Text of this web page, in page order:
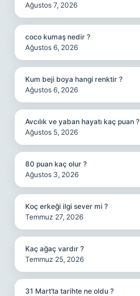
Ağustos 7, 2026
coco kumaş nedir ?
Ağustos 6, 2026
Kum beji boya hangi renktir ?
Ağustos 6, 2026
Avcılık ve yaban hayatı kaç puan ?
Ağustos 5, 2026
80 puan kaç olur ?
Ağustos 3, 2026
Koç erkeği ilgi sever mi ?
Temmuz 27, 2026
Kaç ağaç vardır ?
Temmuz 25, 2026
31 Mart’ta tarihte ne oldu ?